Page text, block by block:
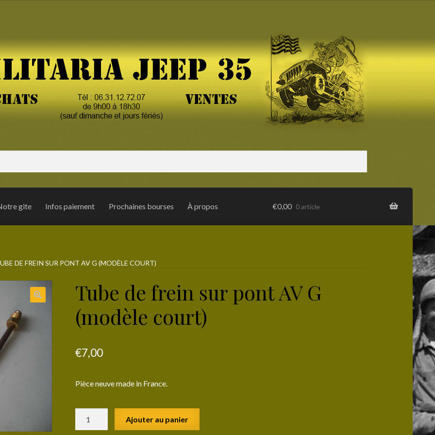
gite Infos paiement Prochaines bourses À propos €0,00 0 article
DE FREIN SUR PONT AV G (MODÈLE COURT)
Tube de frein sur pont AV G
(modèle court)
€7,00
Pièce neuve made in France.
Ajouter au panier